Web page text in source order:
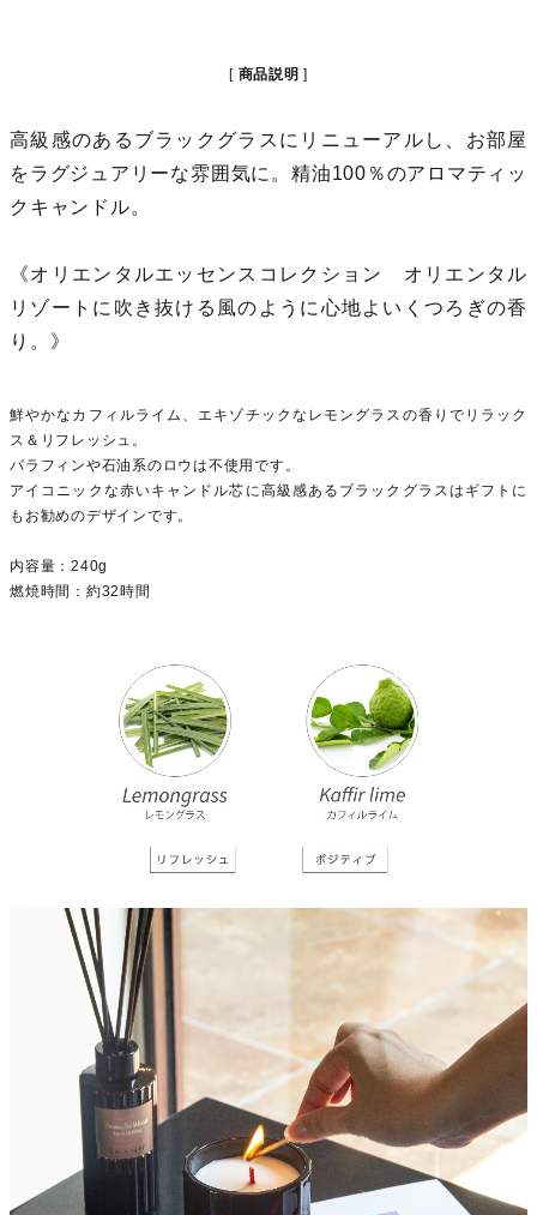
商品説明
高級感のあるブラックグラスにリニューアルし、お部屋
をラグジュアリーな雰囲気に。精油100％のアロマティッ
クキャンドル。
《オリエンタルエッセンスコレクション オリエンタル
リゾートに吹き抜ける風のように心地よいくつろぎの香
り。》
鮮やかなカフィルライム、エキゾチックなレモングラスの香りでリラック
ス＆リフレッシュ。
パラフィンや石油系のロウは不使用です。
アイコニックな赤いキャンドル芯に高級感あるブラックグラスはギフトに
もお勧めのデザインです。
内容量：240g
燃焼時間：約32時間